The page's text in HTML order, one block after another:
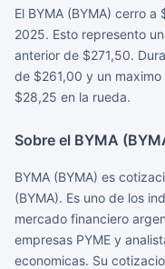
El BYMA (BYMA) cerro
2025. Esto represento
anterior de $271,50.
de $261,00 y un
$28,25 en la rueda.
Sobre el BYMA
BYMA (BYMA) es
(BYMA). Es uno de los
mercado financiero
empresas PYME y
economicas. Su